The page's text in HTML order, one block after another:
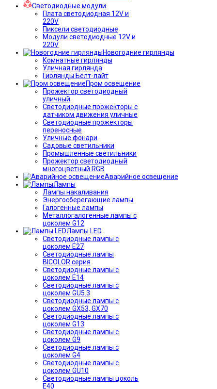
Светодиодные модули
Плата светодиодная 12V и
220V
Пиксели светодиодные
Модули светодиодные 12V и
220V
Новогодние гирлянды
Комнатные гирлянды
Уличная гирлянда
Гирлянды Белт-лайт
Пром освещение
Прожектор светодиодный
уличный
Светодиодные прожекторы с
датчиком движения уличные
Светодиодные прожекторы
переносные
Уличные фонари
Садовые светильники
Промышленные светильники
Прожектор светодиодный
многоцветный RGB
Аварийное освещение
Лампы
Лампы накаливания
Энергосберегающие лампы
Галогенные лампы
Металлогалогенные лампы с
цоколем G12
Лампы LED
Светодиодные лампы с
цоколем E27
Светодиодные лампы
BICOLOR серия
Светодиодные лампы с
цоколем E14
Светодиодные лампы с
цоколем GU5.3
Светодиодные лампы с
цоколем GX53, GX70
Светодиодные лампы с
цоколем G13
Светодиодные лампы с
цоколем G9
Светодиодные лампы с
цоколем G4
Светодиодные лампы с
цоколем GU10
Светодиодные лампы цоколь
Е40